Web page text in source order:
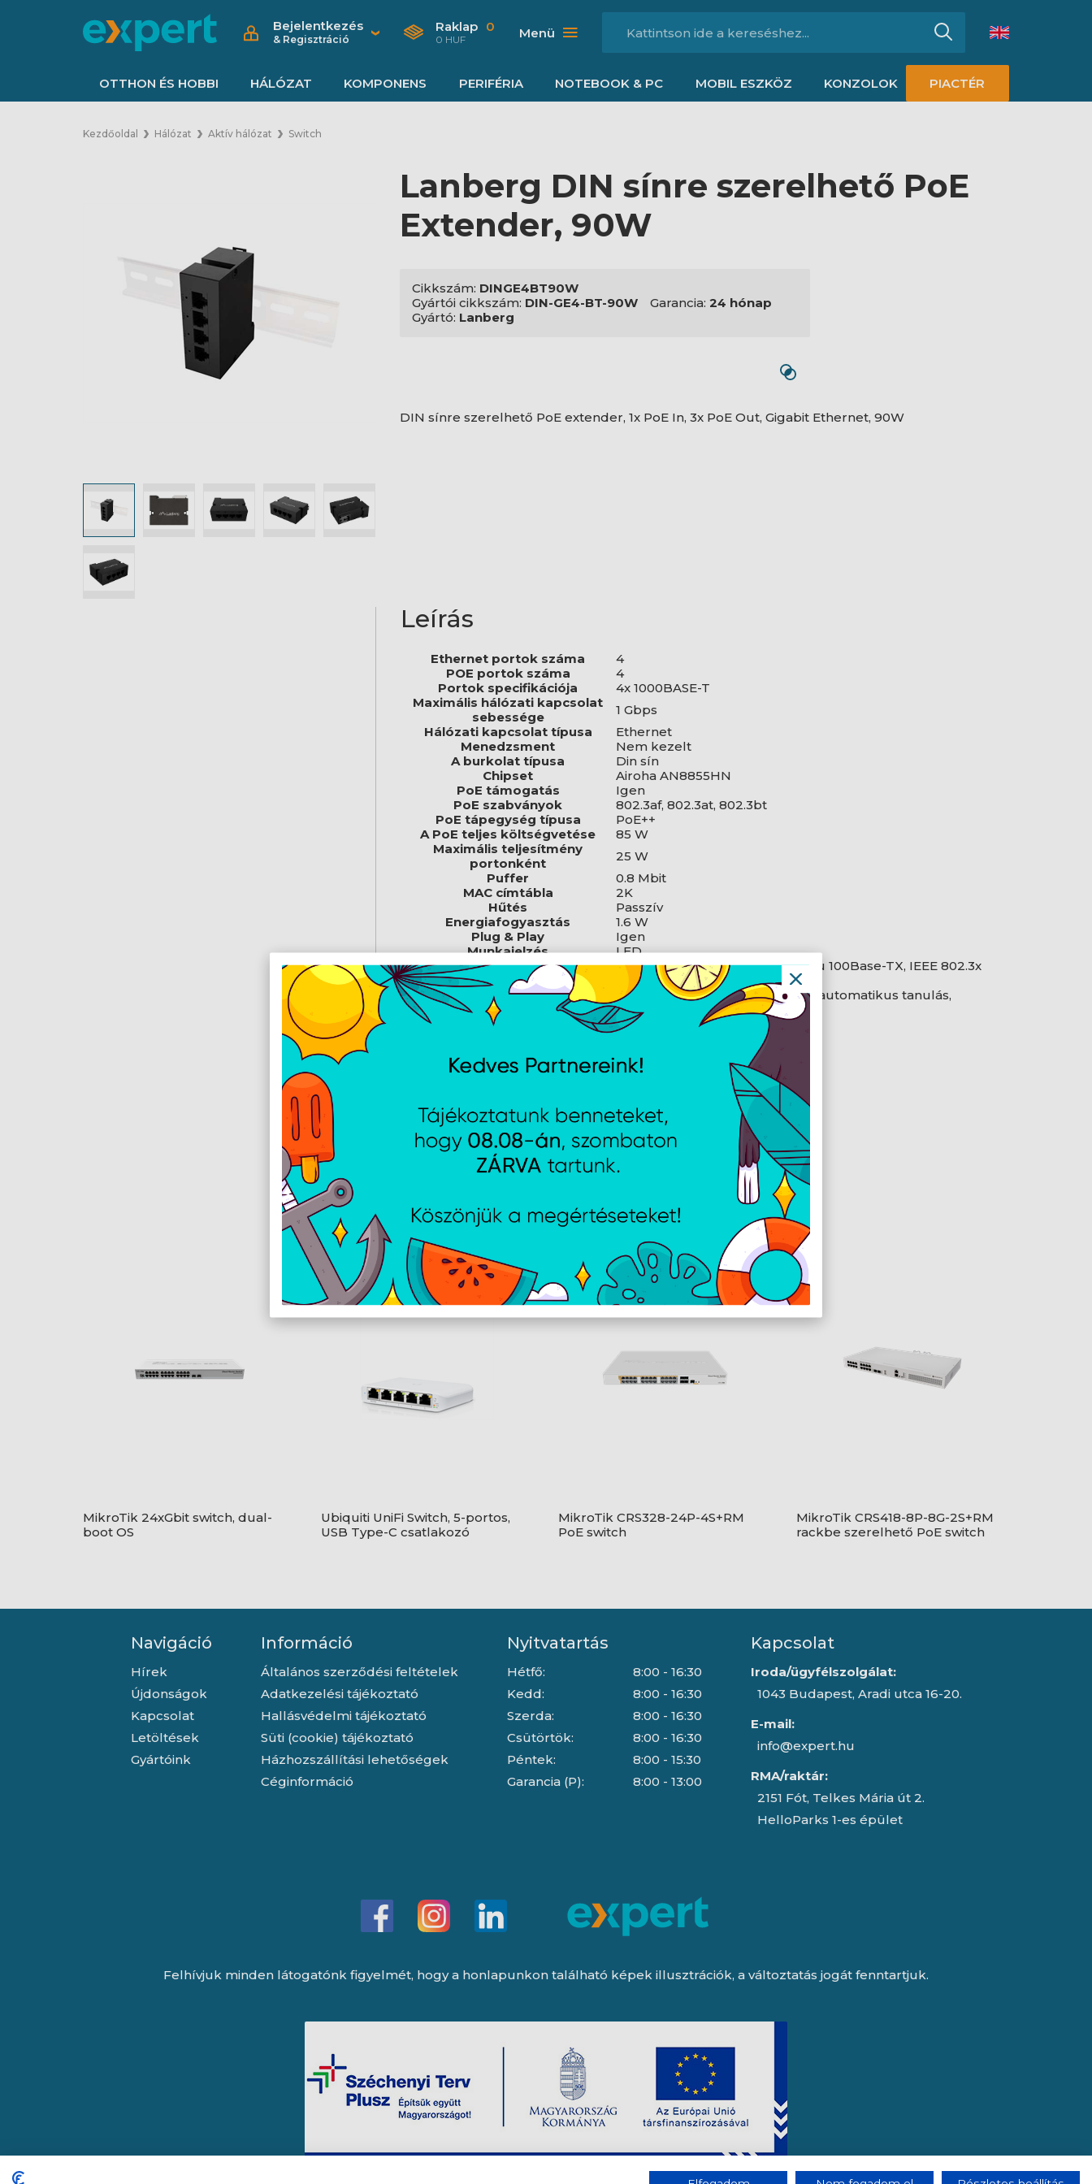
Bejelentkezés
& Regisztráció
Raklap 0
0 HUF Menü
OTTHON ÉS HOBBI HÁLÓZAT KOMPONENS PERIFÉRIA NOTEBOOK & PC MOBIL ESZKÖZ KONZOLOK PIACTÉR
Kezdőoldal Hálózat Aktív hálózat Switch
Lanberg DIN sínre szerelhető PoE
Extender, 90W
Cikkszám: DINGE4BT90W
Gyártói cikkszám: DIN-GE4-BT-90W Garancia: 24 hónap
Gyártó: Lanberg
DIN sínre szerelhető PoE extender, 1x PoE In, 3x PoE Out, Gigabit Ethernet, 90W
Leírás
Ethernet portok száma
4
POE portok száma
4
Portok specifikációja
4x 1000BASE-T
Maximális hálózati kapcsolat
sebessége
1 Gbps
Hálózati kapcsolat típusa
Ethernet
Menedzsment
Nem kezelt
A burkolat típusa
Din sín
Chipset
Airoha AN8855HN
PoE támogatás
Igen
PoE szabványok
802.3af, 802.3at, 802.3bt
PoE tápegység típusa
PoE++
A PoE teljes költségvetése
85 W
Maximális teljesítmény
portonként
25 W
Puffer
0.8 Mbit
MAC címtábla
2K
Hűtés
Passzív
Energiafogyasztás
1.6 W
Plug & Play
Igen
Munkajelzés
LED
Vezetékes szabványok
IEEE 802.3i 10Base-T, IEEE 802.3u 100Base-TX, IEEE 802.3x
(folyamszabályozás)
Funkciók
Automatikus MDI / MDI-X, MAC automatikus tanulás,
Áramlásszabályozás
Anyag
Műanyag
Hosszúság
79 mm
Szélesség
58 mm
Környezet hőmérséklete
-10 - 40 °C
Környezet páratartalma
10 - 90 %
AJÁNLATUNKBÓL
MikroTik 24xGbit switch, dual-
boot OS
Ubiquiti UniFi Switch, 5-portos,
USB Type-C csatlakozó
MikroTik CRS328-24P-4S+RM
PoE switch
MikroTik CRS418-8P-8G-2S+RM
rackbe szerelhető PoE switch
Navigáció
Hírek
Újdonságok
Kapcsolat
Letöltések
Gyártóink
Információ
Általános szerződési feltételek
Adatkezelési tájékoztató
Hallásvédelmi tájékoztató
Süti (cookie) tájékoztató
Házhozszállítási lehetőségek
Céginformáció
Nyitvatartás
Hétfő:
Kedd:
Szerda:
Csütörtök:
Péntek:
Garancia (P):
8:00 - 16:30
8:00 - 16:30
8:00 - 16:30
8:00 - 16:30
8:00 - 15:30
8:00 - 13:00
Kapcsolat
Iroda/ügyfélszolgálat:
1043 Budapest, Aradi utca 16-20.
E-mail:
info@expert.hu
RMA/raktár:
2151 Fót, Telkes Mária út 2.
HelloParks 1-es épület
Felhívjuk minden látogatónk figyelmét, hogy a honlapunkon található képek illusztrációk, a változtatás jogát fenntartjuk.